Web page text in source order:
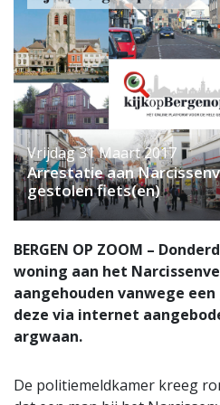
Vrijdag 31 Maart 2017
Arrestatie aan
gestolen fiets(en)
BERGEN OP ZOOM –
woning aan het
aangehouden vanwege
deze via internet
argwaan.
De politiemeldkamer kreeg